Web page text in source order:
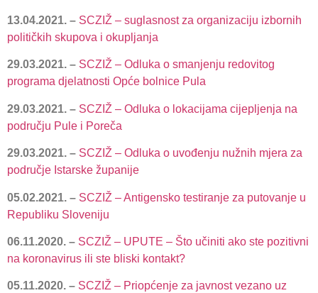
13.04.2021. – SCZIŽ – suglasnost za organizaciju izbornih
političkih skupova i okupljanja
29.03.2021. – SCZIŽ – Odluka o smanjenju redovitog
programa djelatnosti Opće bolnice Pula
29.03.2021. – SCZIŽ – Odluka o lokacijama cijepljenja na
području Pule i Poreča
29.03.2021. – SCZIŽ – Odluka o uvođenju nužnih mjera za
područje Istarske županije
05.02.2021. – SCZIŽ – Antigensko testiranje za putovanje u
Republiku Sloveniju
06.11.2020. – SCZIŽ – UPUTE – Što učiniti ako ste pozitivni
na koronavirus ili ste bliski kontakt?
05.11.2020. – SCZIŽ – Priopćenje za javnost vezano uz